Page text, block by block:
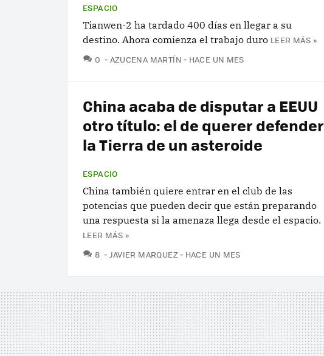
ESPACIO
Tianwen-2 ha tardado 400 días en llegar a su
destino. Ahora comienza el trabajo duro LEER MÁS »
0 COMENTARIOS
AZUCENA MARTÍN HACE UN MES
China acaba de disputar a EEUU
otro título: el de querer defender
la Tierra de un asteroide
ESPACIO
China también quiere entrar en el club de las
potencias que pueden decir que están preparando
una respuesta si la amenaza llega desde el espacio.
LEER MÁS »
8 COMENTARIOS
JAVIER MARQUEZ HACE UN MES